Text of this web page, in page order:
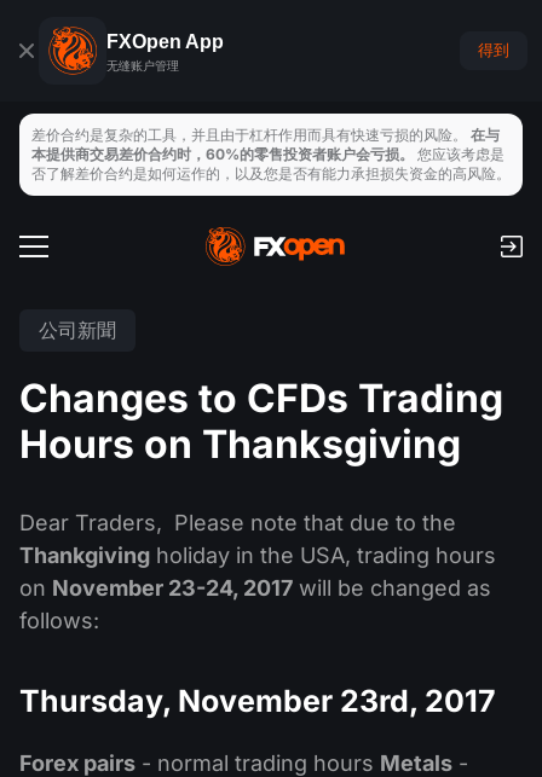
FXOpen App
无缝账户管理
得到
支付
存取款
交易工具
股票
ETF
交易平臺
TickTrader
MT5
比較
FXOpen App
Android FXOpen App
FIX API
新聞與分析
股息日曆
什麼是差價合約交易?
什麼是ECN交易?
公司新聞
為什麼選擇我們
公司新聞
Changes to CFDs Trading
Hours on Thanksgiving
Dear Traders, Please note that due to the
Thankgiving holiday in the USA, trading hours
on November 23-24, 2017 will be changed as
follows:
Thursday, November 23rd, 2017
Forex pairs - normal trading hours Metals -
差价合约是复杂的工具，并且由于杠杆作用而具有快速亏损的风险。 在与
本提供商交易差价合约时，60%的零售投资者账户会亏损。 您应该考虑是
否了解差价合约是如何运作的，以及您是否有能力承担损失资金的高风险。